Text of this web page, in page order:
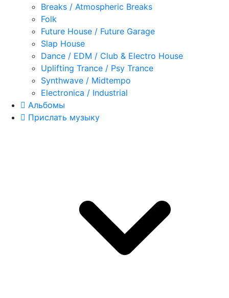
Breaks / Atmospheric Breaks
Folk
Future House / Future Garage
Slap House
Dance / EDM / Club & Electro House
Uplifting Trance / Psy Trance
Synthwave / Midtempo
Electronica / Industrial
Альбомы
Прислать музыку